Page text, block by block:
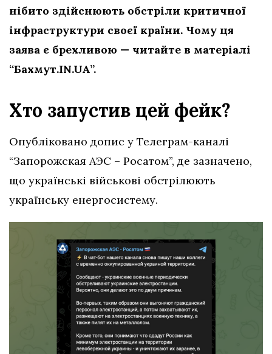
нібито здійснюють обстріли критичної
інфраструктури своєї країни. Чому ця
заява є брехливою — читайте в матеріалі
“Бахмут.IN.UA”.
Хто запустив цей фейк?
Опубліковано допис у Телеграм-каналі
“Запорожская АЭС – Росатом”, де зазначено,
що українські військові обстрілюють
українську енергосистему.